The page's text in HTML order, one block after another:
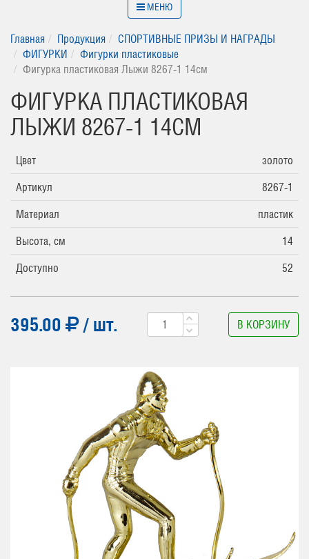
МЕНЮ
Главная Продукция
СПОРТИВНЫЕ ПРИЗЫ И НАГРАДЫ
ФИГУРКИ
Фигурки пластиковые
Фигурка пластиковая Лыжи 8267-1 14см
ФИГУРКА ПЛАСТИКОВАЯ
ЛЫЖИ 8267-1 14СМ
Цвет
золото
Артикул
8267-1
Материал
пластик
Высота, см
14
Доступно
52
395.00 / шт. В КОРЗИНУ